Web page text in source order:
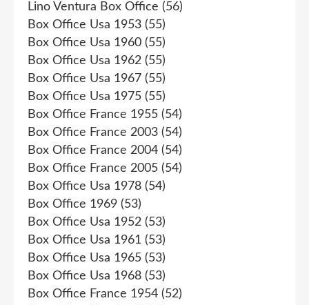
Lino Ventura Box Office (56)
Box Office Usa 1953 (55)
Box Office Usa 1960 (55)
Box Office Usa 1962 (55)
Box Office Usa 1967 (55)
Box Office Usa 1975 (55)
Box Office France 1955 (54)
Box Office France 2003 (54)
Box Office France 2004 (54)
Box Office France 2005 (54)
Box Office Usa 1978 (54)
Box Office 1969 (53)
Box Office Usa 1952 (53)
Box Office Usa 1961 (53)
Box Office Usa 1965 (53)
Box Office Usa 1968 (53)
Box Office France 1954 (52)